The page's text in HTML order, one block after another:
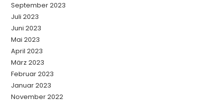
September 2023
Juli 2023
Juni 2023
Mai 2023
April 2023
März 2023
Februar 2023
Januar 2023
November 2022